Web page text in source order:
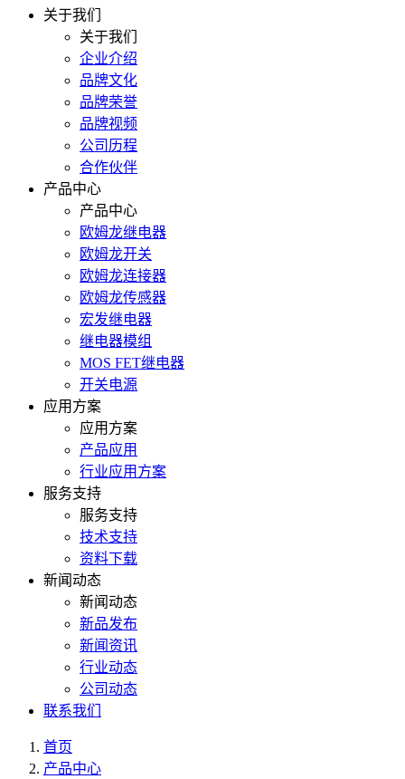
关于我们
关于我们
企业介绍
品牌文化
品牌荣誉
品牌视频
公司历程
合作伙伴
产品中心
产品中心
欧姆龙继电器
欧姆龙开关
欧姆龙连接器
欧姆龙传感器
宏发继电器
继电器模组
MOS FET继电器
开关电源
应用方案
应用方案
产品应用
行业应用方案
服务支持
服务支持
技术支持
资料下载
新闻动态
新闻动态
新品发布
新闻资讯
行业动态
公司动态
联系我们
首页
产品中心